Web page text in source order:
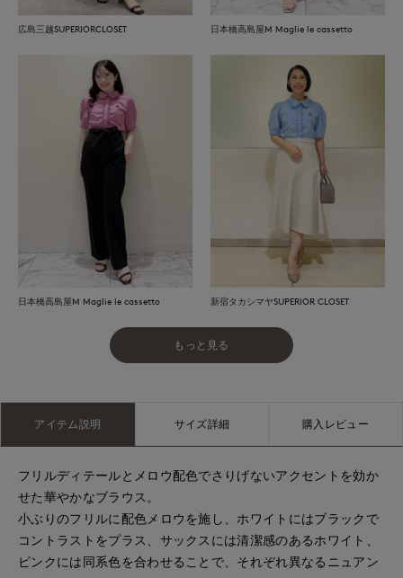
広島三越SUPERIORCLOSET 日本橋高島屋M Maglie le cassetto
日本橋高島屋M Maglie le cassetto 新宿タカシマヤSUPERIOR CLOSET
もっと見る
アイテム説明 サイズ詳細 購入レビュー
フリルディテールとメロウ配色でさりげないアクセントを効か
せた華やかなブラウス。
小ぶりのフリルに配色メロウを施し、ホワイトにはブラックで
コントラストをプラス、サックスには清潔感のあるホワイト、
ピンクには同系色を合わせることで、それぞれ異なるニュアン